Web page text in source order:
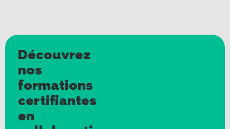
Découvrez
nos
formations
certifiantes
en